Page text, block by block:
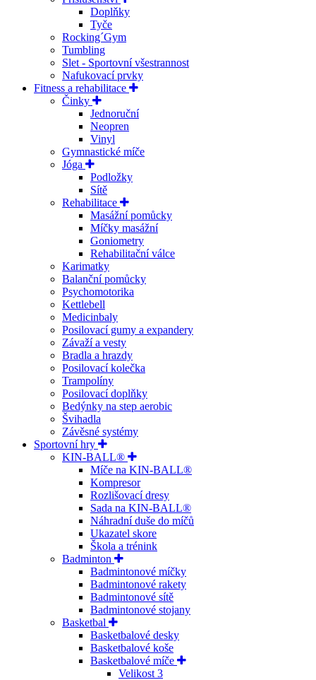
Doplňky
Tyče
Rocking´Gym
Tumbling
Slet - Sportovní všestrannost
Nafukovací prvky
Fitness a rehabilitace
Činky
Jednoruční
Neopren
Vinyl
Gymnastické míče
Jóga
Podložky
Sítě
Rehabilitace
Masážní pomůcky
Míčky masážní
Goniometry
Rehabilitační válce
Karimatky
Balanční pomůcky
Psychomotorika
Kettlebell
Medicinbaly
Posilovací gumy a expandery
Závaží a vesty
Bradla a hrazdy
Posilovací kolečka
Trampolíny
Posilovací doplňky
Bedýnky na step aerobic
Švihadla
Závěsné systémy
Sportovní hry
KIN-BALL®
Míče na KIN-BALL®
Kompresor
Rozlišovací dresy
Sada na KIN-BALL®
Náhradní duše do míčů
Ukazatel skore
Škola a trénink
Badminton
Badmintonové míčky
Badmintonové rakety
Badmintonové sítě
Badmintonové stojany
Basketbal
Basketbalové desky
Basketbalové koše
Basketbalové míče
Velikost 3